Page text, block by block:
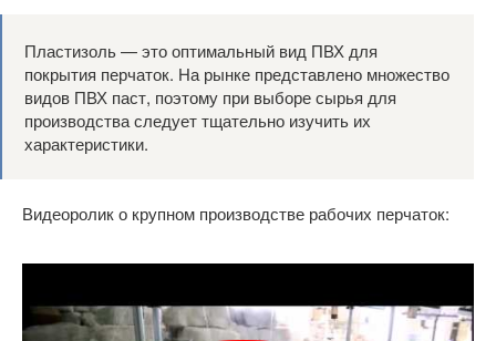
Пластизоль — это оптимальный вид ПВХ для
покрытия перчаток. На рынке представлено множество
видов ПВХ паст, поэтому при выборе сырья для
производства следует тщательно изучить их
характеристики.
Видеоролик о крупном производстве рабочих перчаток: